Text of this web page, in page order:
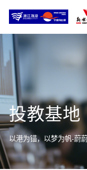
投教基地
以港为锚，以梦为帆-蔚